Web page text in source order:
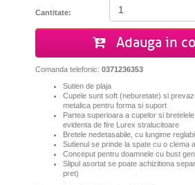
Cantitate:
Adauga in
Comanda telefonic: 0371236353
Sutien de plaja
Cupele sunt soft (neburetate) si
metalica pentru forma si suport
Partea superioara a cupelor si
evidenta de fire Lurex stralucitoare
Bretele nedetasabile, cu lungime
Sutienul se prinde la spate cu o clema
Conceput pentru doamnele cu bust
Slipul asortat se poate achizitiona
pret)